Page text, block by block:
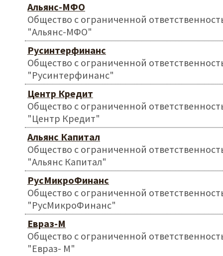
Альянс-МФО
Общество с ограниченной
"Альянс-МФО"
Русинтерфинанс
Общество с ограниченной
"Русинтерфинанс"
Центр Кредит
Общество с ограниченной
"Центр Кредит"
Альянс Капитал
Общество с ограниченной
"Альянс Капитал"
РусМикроФинанс
Общество с ограниченной
"РусМикроФинанс"
Евраз-М
Общество с ограниченной
"Евраз- М"